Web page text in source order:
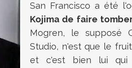
San Francisco a été
Kojima de faire
Mogren, le supposé
Studio, n'est que le
et c'est bien lui